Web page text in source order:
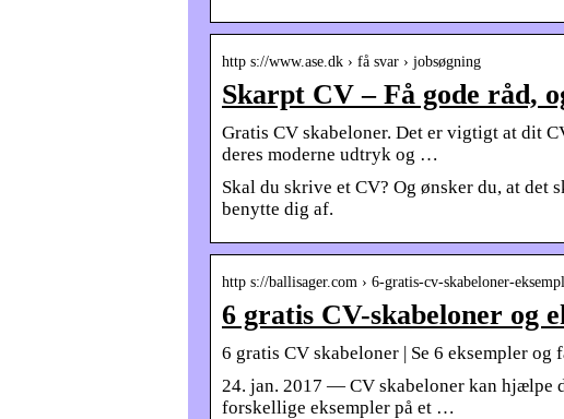
http s://www.ase.dk › få svar › jobsøgning
Skarpt CV – Få gode råd,
Gratis CV skabeloner. Det er vigtigt at dit
deres moderne udtryk og …
Skal du skrive et CV? Og ønsker du, at
benytte dig af.
http s://ballisager.com › 6-gratis-cv-skabeloner-
6 gratis CV-skabeloner og
6 gratis CV skabeloner | Se 6 eksempler
24. jan. 2017 — CV skabeloner kan hjælpe
forskellige eksempler på et …